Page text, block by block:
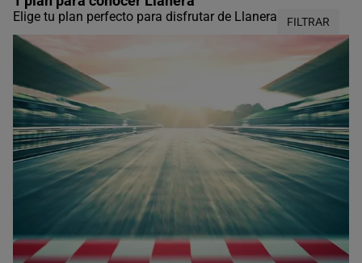
Elige tu plan perfecto para disfrutar de Llanera FILTRAR